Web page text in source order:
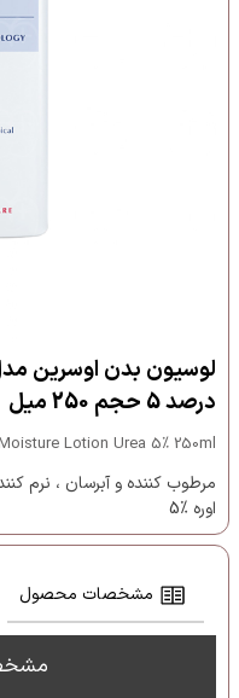
درصد 5 حجم 250 میل
Lotion Urea 5% 250ml
مرطوب کننده و آبرسان ، نرم
اوره %5
مشخصات محصول